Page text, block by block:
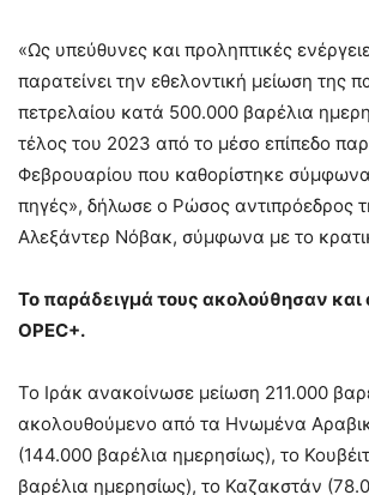
«Ως υπεύθυνες και προληπτικές
παρατείνει την εθελοντική μείωση της
πετρελαίου κατά 500.000 βαρέλια
τέλος του 2023 από το μέσο επίπεδο
Φεβρουαρίου που καθορίστηκε
πηγές», δήλωσε ο Ρώσος αντιπρόεδρος
Αλεξάντερ Νόβακ, σύμφωνα με το
Το παράδειγμά τους ακολούθησαν και
OPEC+.
Το Ιράκ ανακοίνωσε μείωση 211.000
ακολουθούμενο από τα Ηνωμένα
(144.000 βαρέλια ημερησίως), το
βαρέλια ημερησίως), το Καζακστάν